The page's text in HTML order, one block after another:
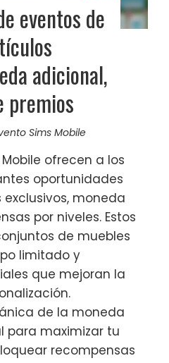
eventos de
adicional,
premios
Sims Mobile
ofrecen a los
oportunidades
moneda
por niveles. Estos
de muebles
limitado y
que mejoran la
de la moneda
para maximizar tu
recompensas